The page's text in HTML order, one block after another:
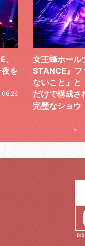
ら
の
「
ての芯を貫き
たファイナル
AY”をレポー